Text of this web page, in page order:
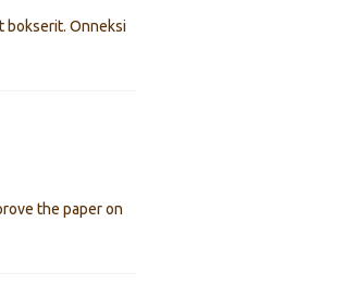
bokserit. Onneksi
the paper on